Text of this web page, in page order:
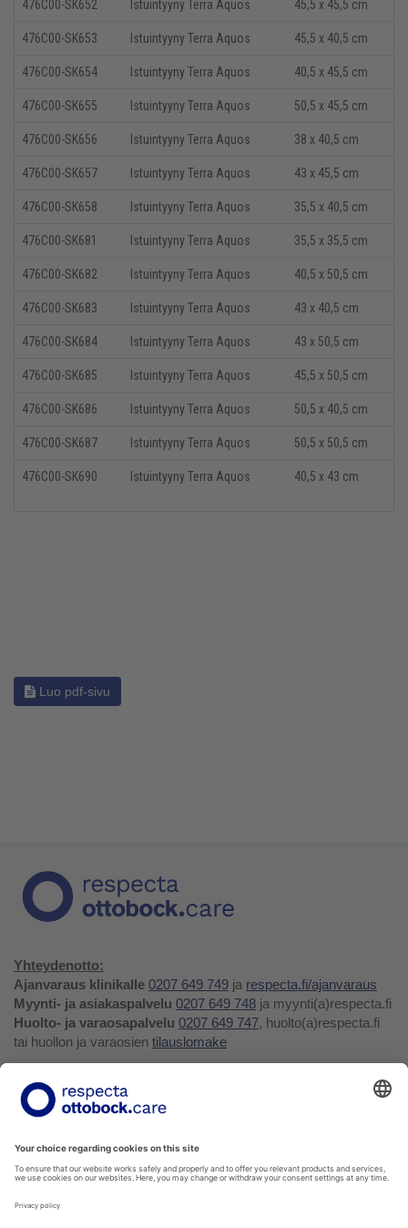
476C00-SK652 Istuintyyny Terra Aquos 45,5 x 45,5 cm
476C00-SK653 Istuintyyny Terra Aquos 45,5 x 40,5 cm
476C00-SK654 Istuintyyny Terra Aquos 40,5 x 45,5 cm
476C00-SK655 Istuintyyny Terra Aquos 50,5 x 45,5 cm
476C00-SK656 Istuintyyny Terra Aquos 38 x 40,5 cm
476C00-SK657 Istuintyyny Terra Aquos 43 x 45,5 cm
476C00-SK658 Istuintyyny Terra Aquos 35,5 x 40,5 cm
476C00-SK681 Istuintyyny Terra Aquos 35,5 x 35,5 cm
476C00-SK682 Istuintyyny Terra Aquos 40,5 x 50,5 cm
476C00-SK683 Istuintyyny Terra Aquos 43 x 40,5 cm
476C00-SK684 Istuintyyny Terra Aquos 43 x 50,5 cm
476C00-SK685 Istuintyyny Terra Aquos 45,5 x 50,5 cm
476C00-SK686 Istuintyyny Terra Aquos 50,5 x 40,5 cm
476C00-SK687 Istuintyyny Terra Aquos 50,5 x 50,5 cm
476C00-SK690 Istuintyyny Terra Aquos 40,5 x 43 cm
Luo pdf-sivu
Yhteydenotto:
Ajanvaraus klinikalle 0207 649 749 ja respecta.fi/ajanvaraus
Myynti- ja asiakaspalvelu 0207 649 748 ja myynti(a)respecta.fi
Huolto- ja varaosapalvelu 0207 649 747, huolto(a)respecta.fi
tai huollon ja varaosien tilauslomake
Facebook
Youtube
Tietosuojakäytäntö
Privacy Policy
Soittohinnat oman operaattorin matkapuhelin- tai
paikallispuhelumaksun mukaisesti.
Voit tilata kaikkia verkkokuvaston tuotteita myyntipalvelustamme!